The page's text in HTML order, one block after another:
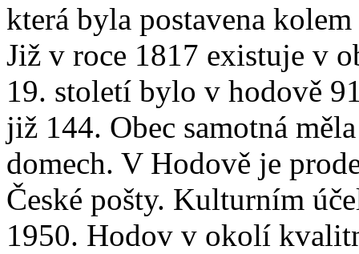
která byla postavena
Již v roce 1817 existuje v
19. století bylo v hodově
již 144. Obec samotná
domech. V Hodově je
České pošty. Kulturním
1950. Hodov v okolí